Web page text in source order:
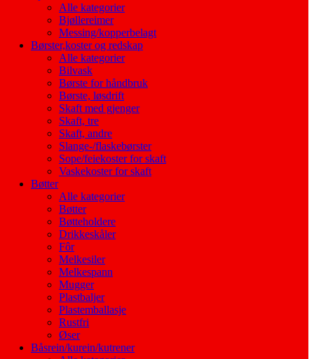
Alle kategorier
Bjøllereimer
Messing/kopperbelagt
Børster,koster og redskap
Alle kategorier
Bilvask
Børste for håndbruk
Børste, løsdrift
Skaft med gjenger
Skaft, tre
Skaft, andre
Slange-/flaskebørster
Sope/feiekoster for skaft
Vaskekoster for skaft
Bøtter
Alle kategorier
Bøtter
Bøtteholdere
Drikkeskåler
Fôr
Melkesiler
Melkespann
Mugger
Plastbaljer
Plastemballasje
Rustfri
Øser
Båsrein/kurein/kutrener